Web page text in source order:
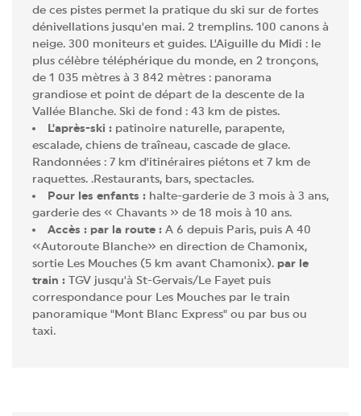
de ces pistes permet la pratique du ski sur de fortes
dénivellations jusqu'en mai. 2 tremplins. 100 canons à
neige. 300 moniteurs et guides. L'Aiguille du Midi : le
plus célèbre téléphérique du monde, en 2 tronçons,
de 1 035 mètres à 3 842 mètres : panorama
grandiose et point de départ de la descente de la
Vallée Blanche. Ski de fond : 43 km de pistes.
L'après-ski : patinoire naturelle, parapente,
escalade, chiens de traîneau, cascade de glace.
Randonnées : 7 km d'itinéraires piétons et 7 km de
raquettes. .Restaurants, bars, spectacles.
Pour les enfants : halte-garderie de 3 mois à 3 ans,
garderie des « Chavants » de 18 mois à 10 ans.
Accès : par la route : A 6 depuis Paris, puis A 40
«Autoroute Blanche» en direction de Chamonix,
sortie Les Mouches (5 km avant Chamonix). par le
train : TGV jusqu'à St-Gervais/Le Fayet puis
correspondance pour Les Mouches par le train
panoramique "Mont Blanc Express" ou par bus ou
taxi.